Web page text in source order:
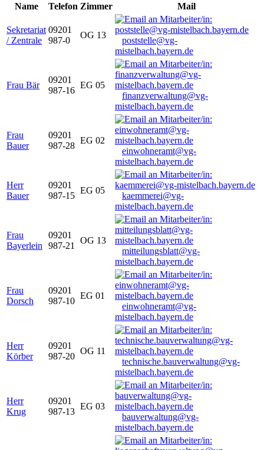
Name
Telefon Zimmer Mail
Sekretariat
/ Zentrale
09201
987-0
OG 13
poststelle@vg-
mistelbach.bayern.de
Frau Bär
09201
987-16
EG 05
finanzverwaltung@vg-
mistelbach.bayern.de
Frau
Bauer
09201
987-28
EG 02
einwohneramt@vg-
mistelbach.bayern.de
Herr
Bauer
09201
987-15
EG 05
kaemmerei@vg-
mistelbach.bayern.de
Frau
Bayerlein
09201
987-21
OG 13
mitteilungsblatt@vg-
mistelbach.bayern.de
Frau
Dorsch
09201
987-10
EG 01
einwohneramt@vg-
mistelbach.bayern.de
Herr
Körber
09201
987-20
OG 11
technische.bauverwaltung@vg-
mistelbach.bayern.de
Herr
Krug
09201
987-13
EG 03
bauverwaltung@vg-
mistelbach.bayern.de